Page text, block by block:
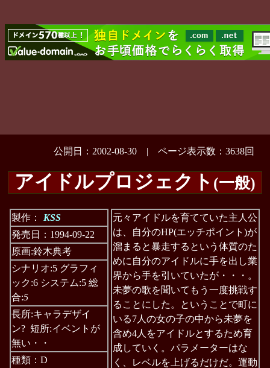
公開日：2002-08-30 | ページ表示数：3638回
アイドルプロジェクト (一般)
製作：
KSS
発売日：1994-09-22
原画:鈴木典考
シナリオ:5 グラフィ
ック:6 システム:5 総
合:5
長所:キャラデザイ
ン? 短所:イベントが
無い・・
種類：D
元々アイドルを育てていた主人公
は、自分のHP(エッチポイント)が
溜まると暴走するという体質のた
めに自分のアイドルに手を出し業
界から手を引いていたが・・・。
未夢の歌を聞いてもう一度挑戦す
ることにした。ということで町に
いる7人の女の子の中から未夢を
含め4人をアイドルとするため育
成していく。パラメーターはな
く、レベルを上げるだけだ。運動